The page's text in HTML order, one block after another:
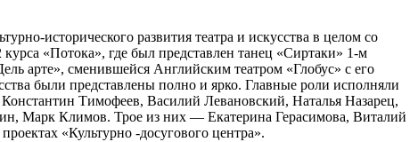
исторического развития театра и искусства в целом со
«Потока», где был представлен танец «Сиртаки» 1-м
арте», сменившейся Английским театром «Глобус» с его
были представлены полно и ярко. Главные роли исполняли
Тимофеев, Василий Левановский, Наталья Назарец,
Марк Климов. Трое из них — Екатерина Герасимова, Виталий
«Культурно -досугового центра».